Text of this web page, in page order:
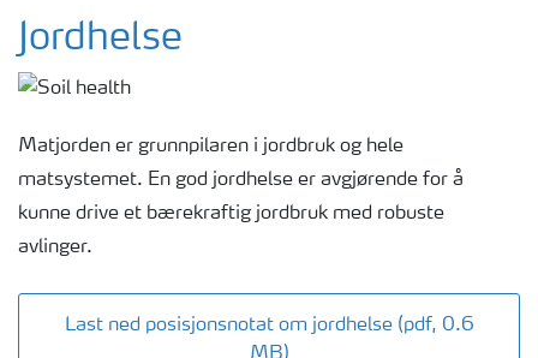
Jordhelse
Matjorden er grunnpilaren i jordbruk og hele
matsystemet. En god jordhelse er avgjørende for å
kunne drive et bærekraftig jordbruk med robuste
avlinger.
Last ned posisjonsnotat om jordhelse (pdf, 0.6